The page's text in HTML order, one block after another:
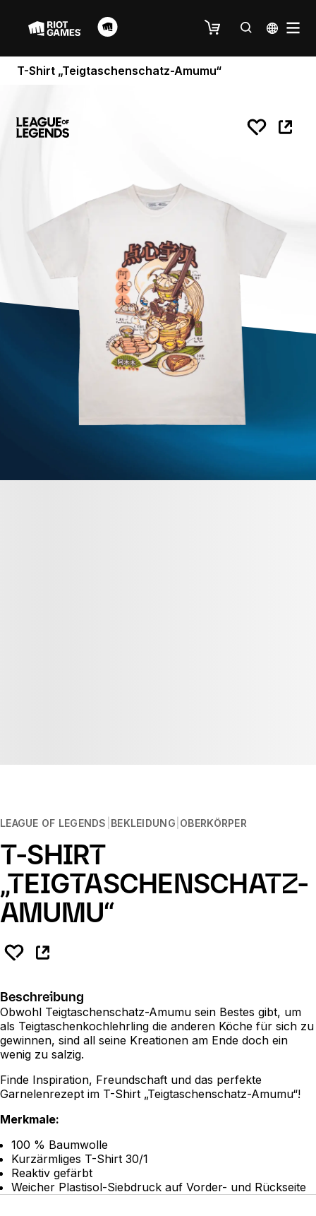
T-Shirt „Teigtaschenschatz-Amumu“
LEAGUE OF LEGENDS BEKLEIDUNG OBERKÖRPER
T-SHIRT
„TEIGTASCHENSCHATZ-
AMUMU“
Beschreibung
Obwohl Teigtaschenschatz-Amumu sein Bestes gibt, um
als Teigtaschenkochlehrling die anderen Köche für sich zu
gewinnen, sind all seine Kreationen am Ende doch ein
wenig zu salzig.
Finde Inspiration, Freundschaft und das perfekte
Garnelenrezept im T-Shirt „Teigtaschenschatz-Amumu“!
Merkmale:
100 % Baumwolle
Kurzärmliges T-Shirt 30/1
Reaktiv gefärbt
Weicher Plastisol-Siebdruck auf Vorder- und Rückseite